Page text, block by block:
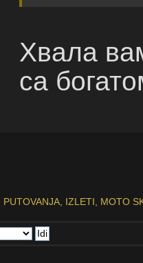
Хвала
са
PUTOVANJA, IZLETI, MOTO